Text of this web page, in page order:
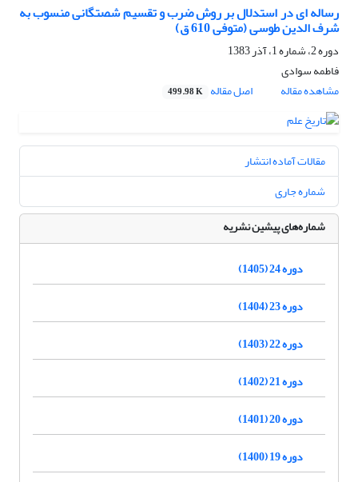
رساله ای در استدلال بر روش ضرب و تقسیم شصتگانی منسوب به
شرف الدین طوسی (متوفی 610 ق)
دوره 2، شماره 1، آذر 1383
فاطمه سوادى
مشاهده مقاله
اصل مقاله 499.98 K
مقالات آماده انتشار
شماره جاری
شماره‌های پیشین نشریه
دوره 24 (1405)
دوره 23 (1404)
دوره 22 (1403)
دوره 21 (1402)
دوره 20 (1401)
دوره 19 (1400)